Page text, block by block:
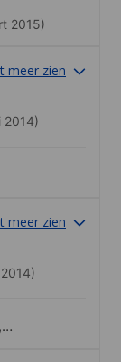
2015)
meer zien
2014)
meer zien